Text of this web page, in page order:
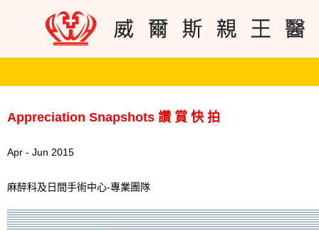
Appreciation Snapshots 讚 賞 快 拍
Apr - Jun 2015
麻醉科及日間手術中心-專業團隊